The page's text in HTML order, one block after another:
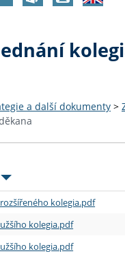
a další dokumenty >
rozšířeného kolegia.pdf
kolegia.pdf
kolegia.pdf